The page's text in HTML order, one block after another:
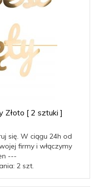
Złoto [ 2 sztuki ]
się. W ciągu 24h od
firmy i włączymy
---
2 szt.